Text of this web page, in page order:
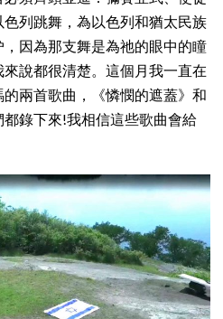
列跳舞，為以色列和猶太民族
因為那支舞是為祂的眼中的瞳
說都很清楚。這個月我一直在
兩首歌曲，《憐憫的遮蓋》和
都錄下來!我相信這些歌曲會給